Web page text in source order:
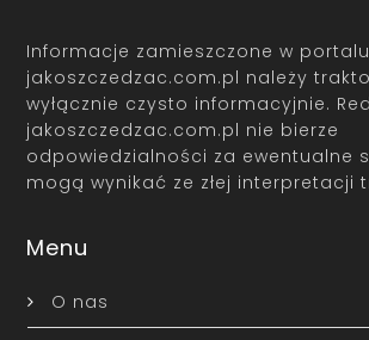
Informacje zamieszczone w portalu
jakoszczedzac.com.pl należy
wyłącznie czysto informacyjnie.
jakoszczedzac.com.pl nie bierze
odpowiedzialności za ewentualne
mogą wynikać ze złej interpretacji
Menu
O nas